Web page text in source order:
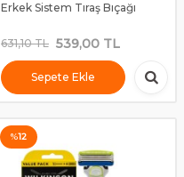
Erkek Sistem Tıraş Bıçağı
631,10TL 539,00 TL
Sepete Ekle
%12